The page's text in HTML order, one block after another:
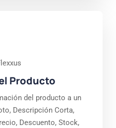
Producto
del producto a un
Descripción Corta,
Descuento, Stock,